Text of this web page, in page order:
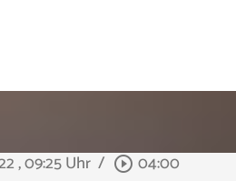
, 09:25 Uhr / play_circle_outline 04:00